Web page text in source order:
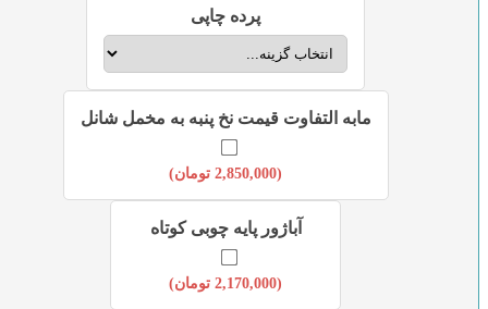
پرده چاپی
مابه التفاوت قیمت نخ پنبه به مخمل شانل
2,850,000 تومان)
آباژور پایه چوبی کوتاه
2,170,000 تومان)